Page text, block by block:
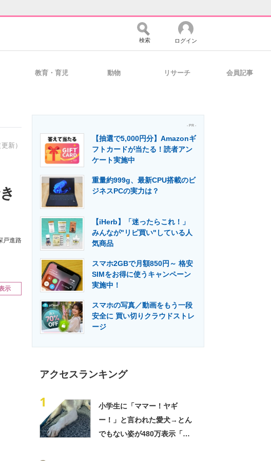
経営リーダーのコミュニティ マーケ×ITの今がよく分かる
造業のIT導入・活用を支援
エネルギーの専門メディア 建設×テクノロジーの最前線
検索 ログイン
教育・育児 動物 リサーチ 会員記事
新）
戸進路
示
- PR -
【抽選で5,000円分】Amazonギ
フトカードが当たる！読者アン
ケート実施中
重量約999g、最新CPU搭載のビ
ジネスPCの実力は？
【iHerb】「迷ったらこれ！」
みんなが"リピ買い"している人
気商品
スマホ2GBで月額850円～ 格安
SIMをお得に使うキャンペーン
実施中！
スマホの写真／動画をもう一段
安全に 買い切りクラウドストレ
ージ
アクセスランキング
1
小学生に「ママー！ヤギ
ー！」と言われた愛犬→とん
でもない姿が480万表示「ど